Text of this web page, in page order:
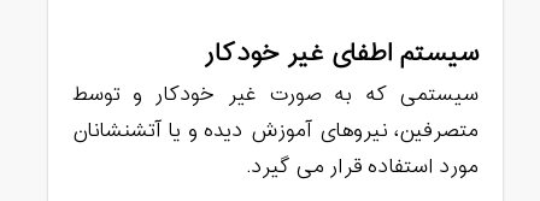
سیستم اطفای غیر خودکار
سیستمی که به صورت غیر خودکار و توسط
متصرفین، نیروهای آموزش دیده و یا آتشنشانان
مورد استفاده قرار می گیرد.